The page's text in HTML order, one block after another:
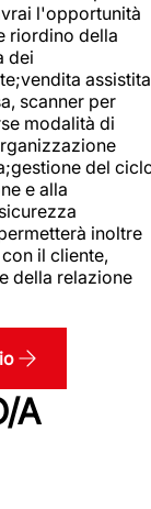
l'opportunità
riordino della
dei
assistita
scanner per
modalità di
del
e alla
inoltre
il cliente,
della relazione
A